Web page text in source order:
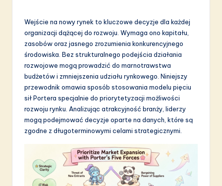
L
in
Wejście na nowy rynek to kluczowe decyzje dla każdej
organizacji dążącej do rozwoju. Wymaga ono kapitału,
zasobów oraz jasnego zrozumienia konkurencyjnego
środowiska. Bez strukturalnego podejścia działania
rozwojowe mogą prowadzić do marnotrawstwa
budżetów i zmniejszenia udziału rynkowego. Niniejszy
przewodnik omawia sposób stosowania modelu pięciu
sił Portera specjalnie do priorytetyzacji możliwości
rozwoju rynku. Analizując atrakcyjność branży, liderzy
mogą podejmować decyzje oparte na danych, które są
zgodne z długoterminowymi celami strategicznymi.